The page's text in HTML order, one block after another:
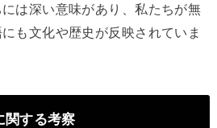
は深い意味があり、私たちが無
も文化や歴史が反映されていま
する考察